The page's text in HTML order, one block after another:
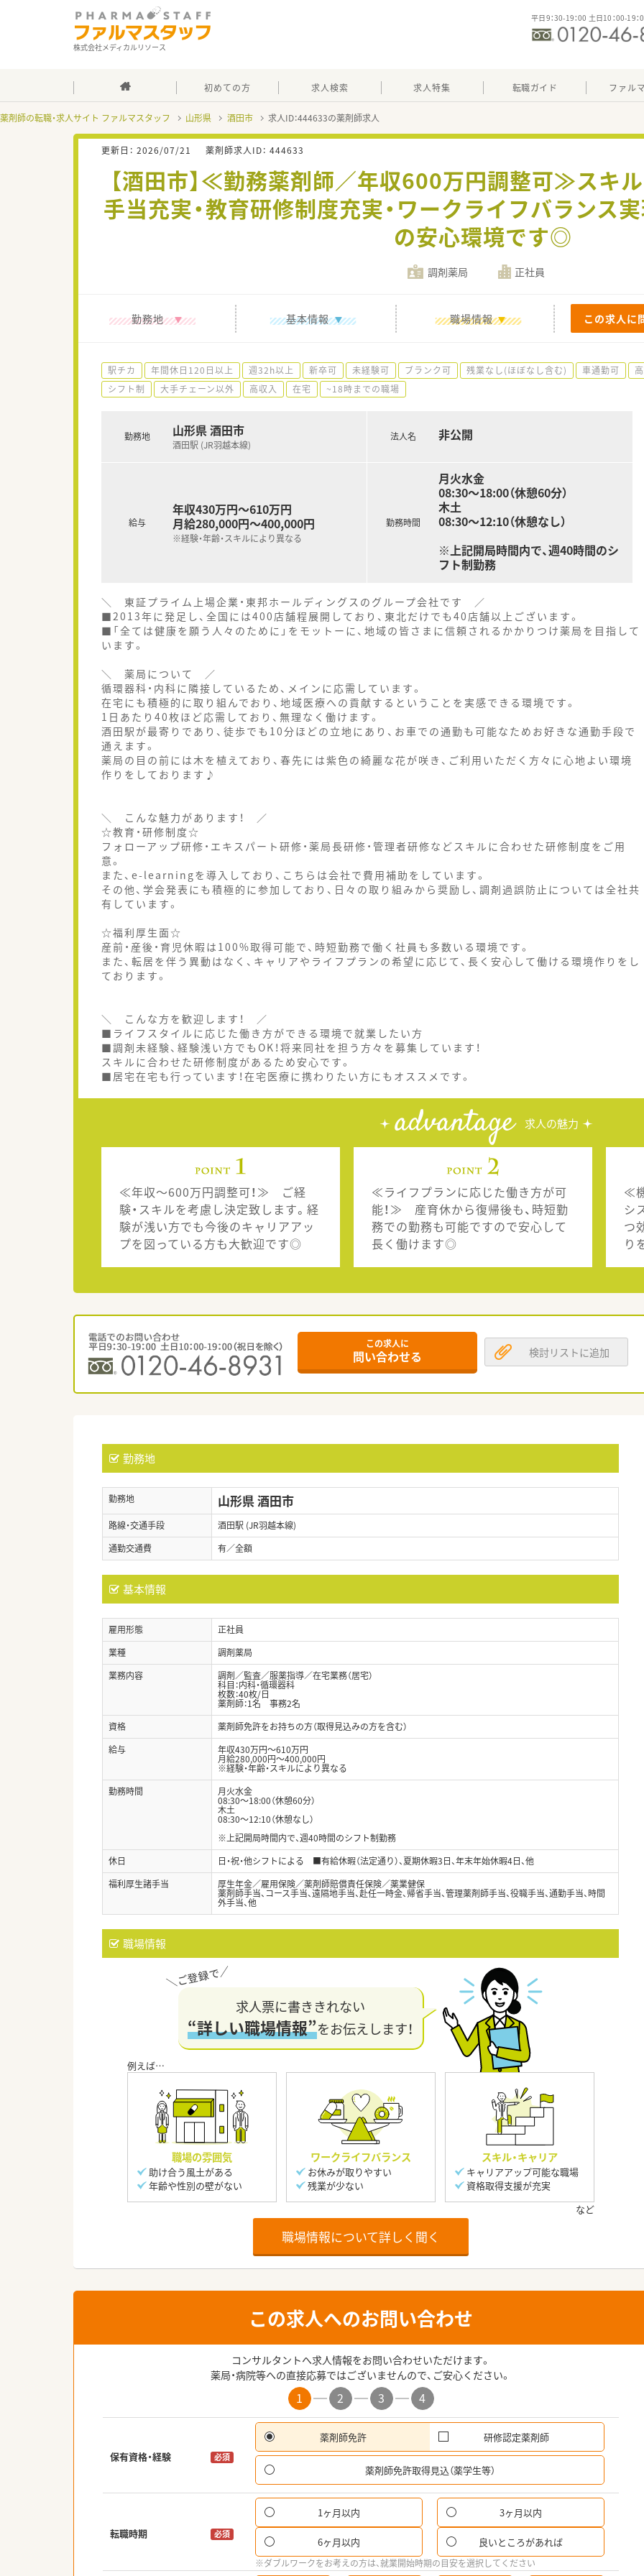
株式会社メディカルリソース
平日9：30-19：00 土日10：00-19：
初めての方 求人検索 求人特集 転職ガイド ファル
薬剤師の転職・求人サイト ファルマスタッフ 山形県 酒田市 求人ID：444633の薬剤師求人
更新日： 2026/07/21 薬剤師求人ID： 444633
【酒田市】≪勤務薬剤師／年収600万円調整可≫スキ
手当充実・教育研修制度充実・ワークライフバランス
の安心環境です◎
調剤薬局 正社員
勤務地 基本情報 職場情報 この求人に
駅チカ 年間休日120日以上 週32h以上 新卒可 未経験可 ブランク可 残業なし(ほぼなし含む) 車通勤可
シフト制
大手チェーン以外 高収入 在宅 ~18時までの職場
勤務地 山形県 酒田市
酒田駅 (JR羽越本線)
給与
年収430万円～610万円
月給280,000円～400,000円
※経験・年齢・スキルにより異なる
法人名 非公開
勤務時間
月火水金
08:30～18:00（休憩60分）
木土
08:30～12:10（休憩なし）
※上記開局時間内で、週40時間のシ
フト制勤務
＼ 東証プライム上場企業・東邦ホールディングスのグループ会社です ／
■2013年に発足し、全国には400店舗程展開しており、東北だけでも40店舗以上ございます。
■「全ては健康を願う人々のために」をモットーに、地域の皆さまに信頼されるかかりつけ薬局を目指して
います。
＼ 薬局について ／
循環器科・内科に隣接しているため、メインに応需しています。
在宅にも積極的に取り組んでおり、地域医療への貢献するということを実感できる環境です。
1日あたり40枚ほど応需しており、無理なく働けます。
酒田駅が最寄りであり、徒歩でも10分ほどの立地にあり、お車での通勤も可能なためお好きな通勤手段で
通えます。
薬局の目の前には木を植えており、春先には紫色の綺麗な花が咲き、ご利用いただく方々に心地よい環境
作りをしております♪
＼ こんな魅力があります！ ／
☆教育・研修制度☆
フォローアップ研修・エキスパート研修・薬局長研修・管理者研修などスキルに合わせた研修制度をご用
意。
また、e-learningを導入しており、こちらは会社で費用補助をしています。
その他、学会発表にも積極的に参加しており、日々の取り組みから奨励し、調剤過誤防止については全社共
有しています。
☆福利厚生面☆
産前・産後・育児休暇は100%取得可能で、時短勤務で働く社員も多数いる環境です。
また、転居を伴う異動はなく、キャリアやライフプランの希望に応じて、長く安心して働ける環境作りをし
ております。
＼ こんな方を歓迎します！ ／
■ライフスタイルに応じた働き方ができる環境で就業したい方
■調剤未経験、経験浅い方でもOK！将来同社を担う方々を募集しています！
スキルに合わせた研修制度があるため安心です。
■居宅在宅も行っています！在宅医療に携わりたい方にもオススメです。
advantage 求人の魅力
≪年収～600万円調整可！≫ ご経
験・スキルを考慮し決定致します。経
験が浅い方でも今後のキャリアアッ
プを図っている方も大歓迎です◎
≪ライフプランに応じた働き方が可
能！≫ 産育休から復帰後も、時短勤
務での勤務も可能ですので安心して
長く働けます◎
≪
シ
つ
り
この求人に
問い合わせる 検討リストに追加
勤務地
勤務地 山形県 酒田市
路線・交通手段
酒田駅 (JR羽越本線)
通勤交通費
有／全額
基本情報
雇用形態
正社員
業種
調剤薬局
業務内容
調剤／監査／服薬指導／在宅業務（居宅）
科目：内科・循環器科
枚数：40枚/日
薬剤師：1名 事務2名
資格
薬剤師免許をお持ちの方（取得見込みの方を含む）
給与
年収430万円～610万円
月給280,000円～400,000円
※経験・年齢・スキルにより異なる
勤務時間
月火水金
08:30～18:00（休憩60分）
木土
08:30～12:10（休憩なし）
※上記開局時間内で、週40時間のシフト制勤務
休日
日・祝・他シフトによる ■有給休暇（法定通り）、夏期休暇3日、年末年始休暇4日、他
福利厚生諸手当
厚生年金／雇用保険／薬剤師賠償責任保険／薬業健保
薬剤師手当、コース手当、遠隔地手当、赴任一時金、帰省手当、管理薬剤師手当、役職手当、通勤手当、時間
外手当、他
職場情報
求人票に書ききれない
“詳しい職場情報”をお伝えします！
職場の雰囲気
助け合う風土がある
年齢や性別の壁がない
ワークライフバランス
お休みが取りやすい
残業が少ない
スキル・キャリア
キャリアアップ可能な職場
資格取得支援が充実
職場情報について詳しく聞く
この求人へのお問い合わせ
コンサルタントへ求人情報をお問い合わせいただけます。
薬局・病院等への直接応募ではございませんので、ご安心ください。
1 2 3 4
保有資格・経験 必須
薬剤師免許 研修認定薬剤師
薬剤師免許取得見込（薬学生等）
転職時期 必須
1ヶ月以内 3ヶ月以内
6ヶ月以内 良いところがあれば
※ダブルワークをお考えの方は、就業開始時期の目安を選択してください